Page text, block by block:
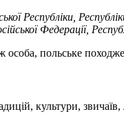
Республіки,
Федерації,
польське
культури, звичаїв,